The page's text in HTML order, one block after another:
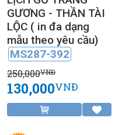
GƯƠNG - THẦN TÀI
LỘC ( in đa dạng
mẫu theo yêu cầu)
MS287-392
250,000VNĐ
130,000VNĐ